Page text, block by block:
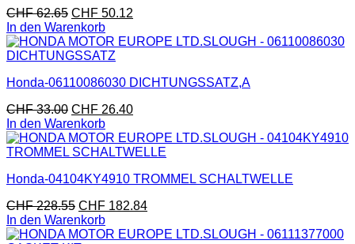
CHF62.65 CHF 50.12
In den Warenkorb
Honda-06110086030 DICHTUNGSSATZ,A
CHF33.00 CHF 26.40
In den Warenkorb
Honda-04104KY4910 TROMMEL SCHALTWELLE
CHF228.55 CHF 182.84
In den Warenkorb